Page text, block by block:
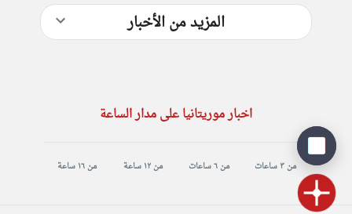
المزيد من الأخبار
اخبار موريتانيا على مدار الساعة
من ٣ ساعات من ٦ ساعات من ١٢ ساعة من ١٦ ساعة